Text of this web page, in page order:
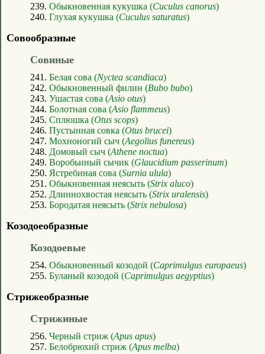
239. Обыкновенная кукушка (Cuculus canorus)
240. Глухая кукушка (Cuculus saturatus)
Совообразные
Совиные
241. Белая сова (Nyctea scandiaca)
242. Обыкновенный филин (Bubo bubo)
243. Ушастая сова (Asio otus)
244. Болотная сова (Asio flammeus)
245. Сплюшка (Otus scops)
246. Пустынная совка (Otus brucei)
247. Мохноногий сыч (Aegolius funereus)
248. Домовый сыч (Athene noctua)
249. Воробьиный сычик (Glaucidium passerinum)
250. Ястребиная сова (Surnia ulula)
251. Обыкновенная неясыть (Strix aluco)
252. Длиннохвостая неясыть (Strix uralensis)
253. Бородатая неясыть (Strix nebulosa)
Козодоеобразные
Козодоевые
254. Обыкновенный козодой (Caprimulgus europaeus)
255. Буланый козодой (Caprimulgus aegyptius)
Стрижеобразные
Стрижиные
256. Черный стриж (Apus apus)
257. Белобрюхий стриж (Apus melba)